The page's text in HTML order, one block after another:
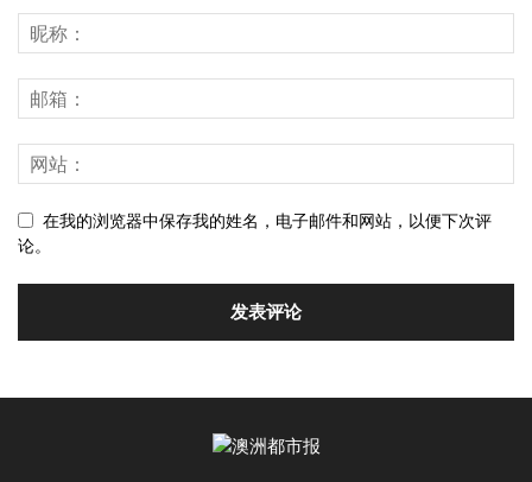
在我的浏览器中保存我的姓名，电子邮件和网站，以便下次评
论。